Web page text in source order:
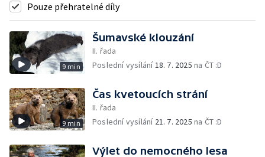
Pouze přehratelné díly
9 min
Šumavské klouzání
II. řada
Poslední vysílání18. 7. 2025 na ČT :D
9 min
Čas kvetoucích strání
II. řada
Poslední vysílání 21. 7. 2025 na ČT :D
Výlet do nemocného lesa